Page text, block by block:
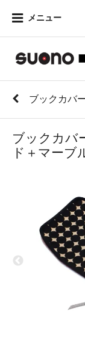
メニュー
ブックカバ
ブックカバ
ド＋マーブ